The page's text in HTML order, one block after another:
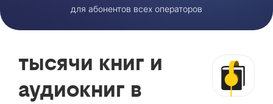
для абонентов всех операторов
тысячи книг и
аудиокниг в